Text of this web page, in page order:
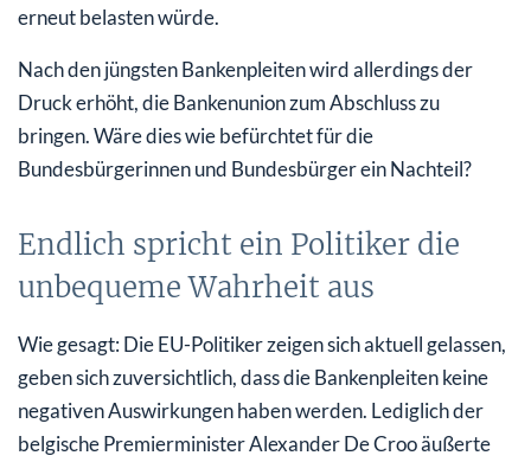
erneut belasten würde.
Nach den jüngsten Bankenpleiten wird allerdings der
Druck erhöht, die Bankenunion zum Abschluss zu
bringen. Wäre dies wie befürchtet für die
Bundesbürgerinnen und Bundesbürger ein Nachteil?
Endlich spricht ein Politiker die
unbequeme Wahrheit aus
Wie gesagt: Die EU-Politiker zeigen sich aktuell gelassen,
geben sich zuversichtlich, dass die Bankenpleiten keine
negativen Auswirkungen haben werden. Lediglich der
belgische Premierminister Alexander De Croo äußerte